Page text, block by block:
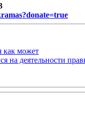
как может
на деятельности